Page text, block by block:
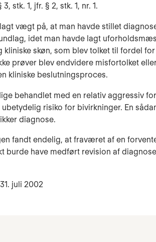
stk. 1, jfr. § 2, stk. 1, nr. 1.
vægt på, at man havde stillet
idet man havde lagt
kliniske skøn, som blev tolket til fordel
prøver blev endvidere misfortolket
kliniske be­slutningsproces.
behandlet med en relativ aggressiv
ubetydelig risiko for bivirkninger. En
diagnose.
fandt endelig, at fraværet af en
burde have medført revision af
juli 2002